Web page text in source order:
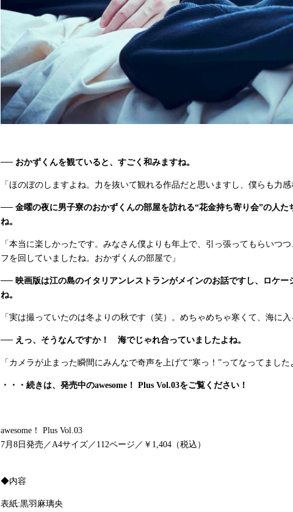
── おかずくんを観ていると、すごく和みますね。
「ほのぼのしますよね。力を抜いて観れる作品だと思いますし、僕らも力感
── 金曜の夜に男子寮のおかずくんの部屋を訪れる“花金持ち寄り会”の人
ね。
「本当に楽しかったです。みなさん僕よりも年上で、引っ張ってもらいつ
フを回していましたね。おかずくんの部屋で」
── 映画版は江の島のイタリアンレストランがメインのお話ですし、ロケ
ね。
「実は撮っていたのは冬よりの秋です（笑）。めちゃめちゃ寒くて、海に入
── えっ、そうなんですか！ 海でじゃれ合っていましたよね。
「カメラが止まった瞬間にみんなで奇声を上げて“寒っ！”ってなってまし
・・・ 続きは、発売中のawesome！ Plus Vol.03をご覧ください！
awesome！ Plus Vol.03
7月 8日発売／A4サイズ／112ページ／￥1,404（税込）
◆内容
表紙:黒羽麻璃央